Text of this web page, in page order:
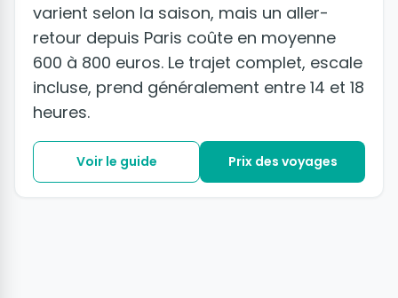
varient selon la saison, mais un aller-
retour depuis Paris coûte en moyenne
600 à 800 euros. Le trajet complet, escale
incluse, prend généralement entre 14 et 18
heures.
Voir le guide Prix des voyages